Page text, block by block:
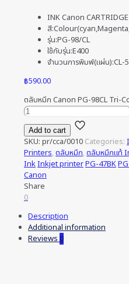
INK Canon CARTRIDGE
สี
รุ่น:PG-98/CL
ใช้กับรุ่น:E400
จำนวนการพิมพ์(แผ่น):CL-
฿590.00
ตลับหมึก Canon PG-98CL Tri-
Add to cart
SKU: pr/cca/0010 Categories:
Printers,ตลับหมึก,ตลับหมึกแท้
InkInkjet printerPG-47BK
Canon
Share
0
Description
Additional information
Reviews0